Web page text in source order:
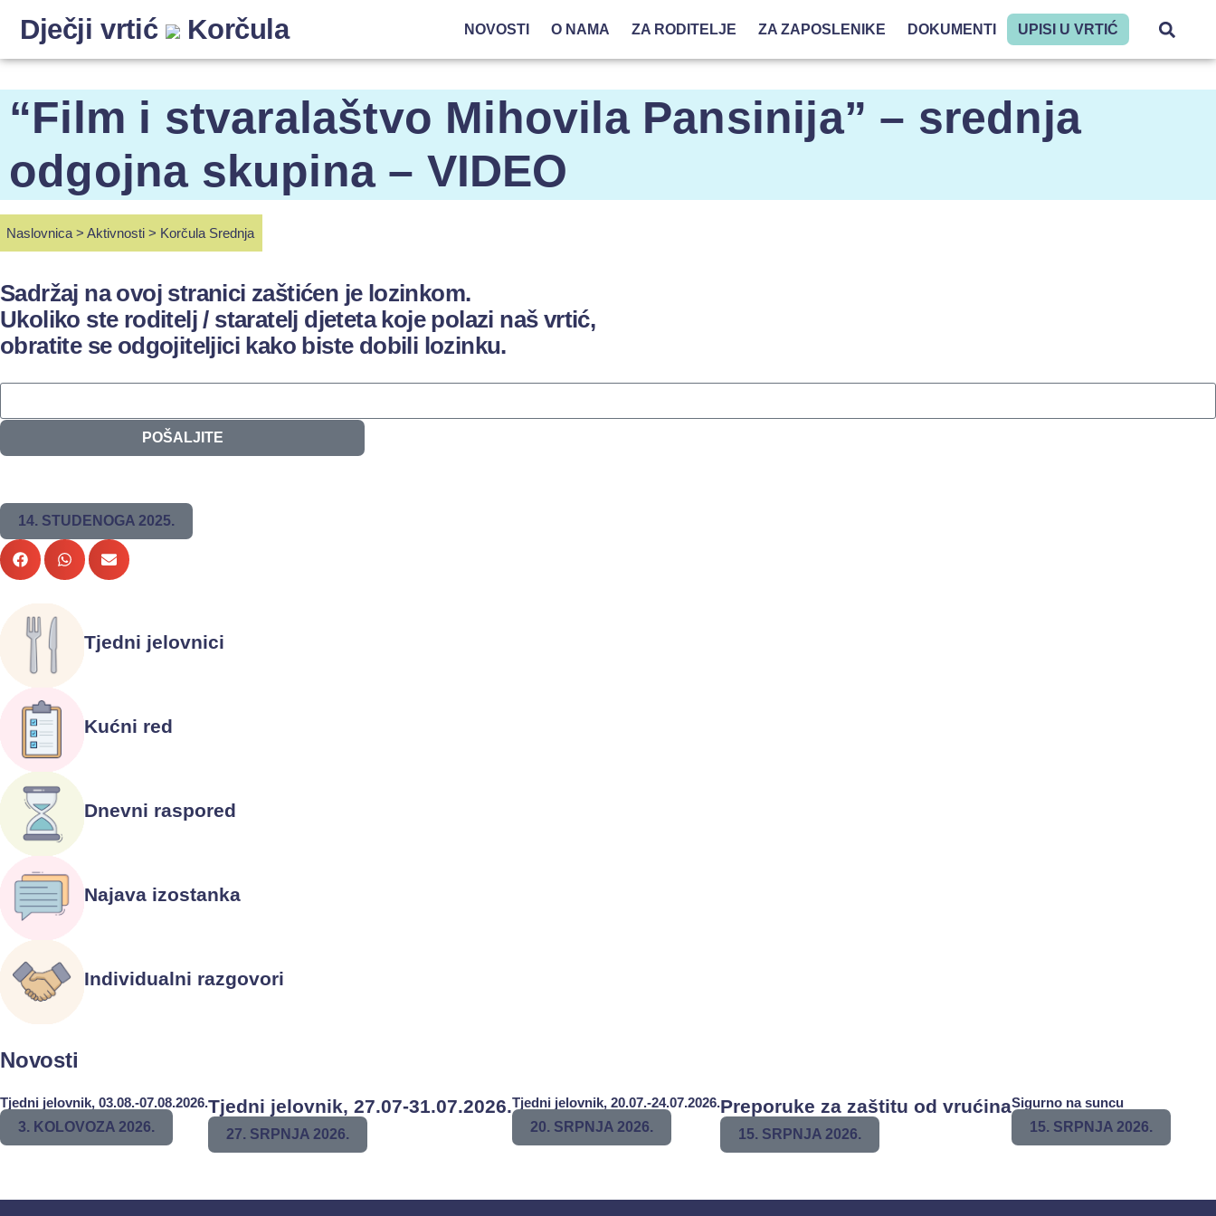
Dječji vrtić Korčula NOVOSTI O NAMA ZA RODITELJE ZA ZAPOSLENIKE DOKUMENTI UPISI U VRTIĆ
“Film i stvaralaštvo Mihovila Pansinija” – srednja
odgojna skupina – VIDEO
Naslovnica > Aktivnosti > Korčula Srednja
Sadržaj na ovoj stranici zaštićen je lozinkom.
Ukoliko ste roditelj / staratelj djeteta koje polazi naš vrtić,
obratite se odgojiteljici kako biste dobili lozinku.
POŠALJITE
14. STUDENOGA 2025.
Tjedni jelovnici
Kućni red
Dnevni raspored
Najava izostanka
Individualni razgovori
Novosti
Tjedni jelovnik, 03.08.-07.08.2026.
3. KOLOVOZA 2026.
Tjedni jelovnik, 27.07-31.07.2026.
27. SRPNJA 2026.
Tjedni jelovnik, 20.07.-24.07.2026.
20. SRPNJA 2026.
Preporuke za zaštitu od vrućina
15. SRPNJA 2026.
Sigurno na suncu
15. SRPNJA 2026.